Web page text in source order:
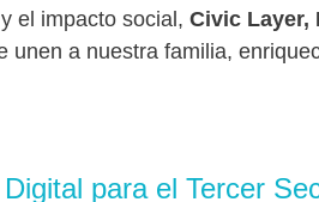
el impacto social, Civic Layer,
unen a nuestra familia,
para el Tercer